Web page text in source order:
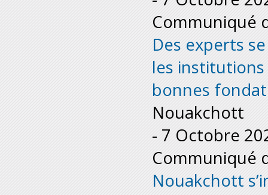
Communiqué
Des experts
les
bonnes
Nouakchott
- 7 Octobre
Communiqué
Nouakchott